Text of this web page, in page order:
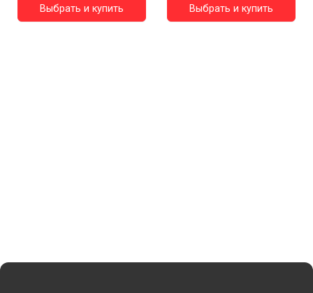
Выбрать и купить Выбрать и купить